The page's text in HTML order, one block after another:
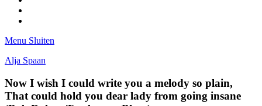
Menu Sluiten
Alja Spaan
Now I wish I could write you a melody so plain,
That could hold you dear lady from going insane